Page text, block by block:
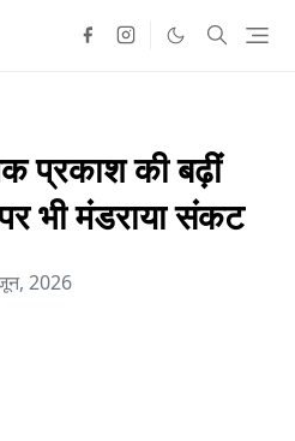
प्रकाश की बढ़ीं
भी मंडराया संकट
2026